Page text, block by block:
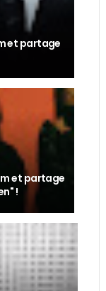
et partage
et partage
!